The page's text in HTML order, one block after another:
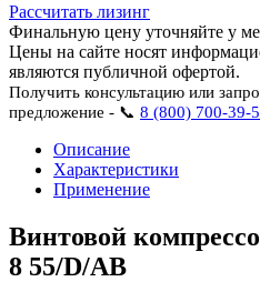
Рассчитать лизинг
Финальную цену уточняйте у
Цены на сайте носят
являются публичной офертой.
Получить консультацию или
предложение - 📞 8 (800) 700-39-
Описание
Характеристики
Применение
Винтовой
8 55/D/AB